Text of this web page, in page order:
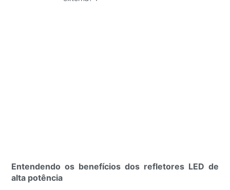
Entendendo os benefícios dos refletores LED de
alta potência